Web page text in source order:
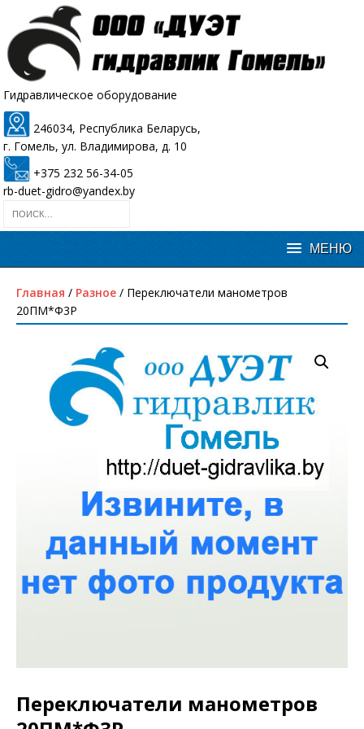
Гидравлическое оборудование
246034, Республика Беларусь,
г. Гомель, ул. Владимирова, д. 10
+375 232 56-34-05
rb-duet-gidro@yandex.by
Главная / Разное / Переключатели манометров
20ПМ*Ф3Р
Переключатели манометров